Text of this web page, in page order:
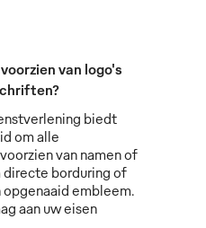
van logo's
biedt
om alle
van namen of
borduring of
opgenaaid embleem.
aan uw eisen